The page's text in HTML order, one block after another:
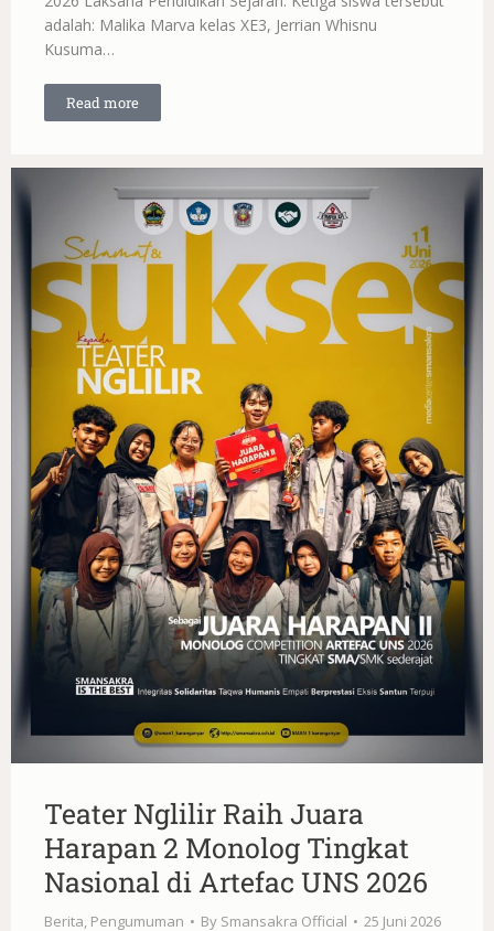
adalah: Malika Marva kelas XE3, Jerrian Whisnu
Kusuma…
Read more
Teater Nglilir Raih Juara
Harapan 2 Monolog Tingkat
Nasional di Artefac UNS 2026
Berita, Pengumuman By Smansakra Official 25 Juni 2026